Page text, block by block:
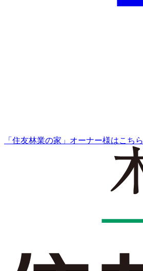
「住友林業の家」オーナー様はこちら